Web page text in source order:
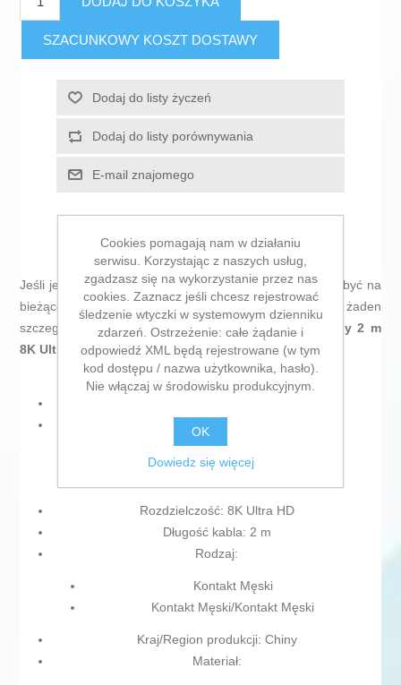
SZACUNKOWY KOSZT DOSTAWY
Dodaj do listy życzeń
Dodaj do listy porównywania
E-mail znajomego
Jeśli jesteś miłośnikieminformatyki i elektroniki, lubisz być na
bieżąco z nowościami technologicznymi i nie umyka Ci żaden
szczegół, kupKabel DisplayPort Equip 119252 Czarny 2 m
8K Ultra HDpo najlepszej cenie.
Łącza:
DisplayPort
Rozdzielczość: 8K Ultra HD
Długość kabla: 2 m
Rodzaj:
Kontakt Męski
Kontakt Męski/Kontakt Męski
Kraj/Region produkcji: Chiny
Materiał:
Cookies pomagają nam w działaniu
serwisu. Korzystając z naszych usług,
zgadzasz się na wykorzystanie przez nas
cookies. Zaznacz jeśli chcesz rejestrować
śledzenie wtyczki w systemowym dzienniku
zdarzeń. Ostrzeżenie: całe żądanie i
odpowiedź XML będą rejestrowane (w tym
kod dostępu / nazwa użytkownika, hasło).
Nie włączaj w środowisku produkcyjnym.
OK
Dowiedz się więcej